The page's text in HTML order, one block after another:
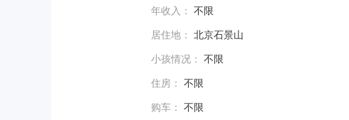
年收入： 不限
居住地： 北京石景山
小孩情况： 不限
住房： 不限
购车： 不限